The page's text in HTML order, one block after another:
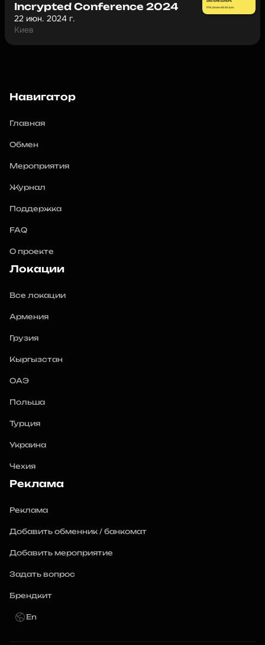
Incrypted Conference 2024
22 июн. 2024 г.
Киев
Навигатор
Главная
Обмен
Мероприятия
Журнал
Поддержка
FAQ
О проекте
Локации
Все локации
Армения
Грузия
Кыргызстан
ОАЭ
Польша
Турция
Украина
Чехия
Реклама
Реклама
Добавить обменник / банкомат
Добавить мероприятие
Задать вопрос
Брендкит
En